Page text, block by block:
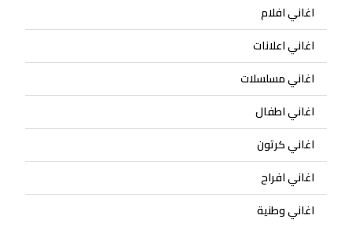
اغاني افلام
اغاني اعلانات
اغاني مسلسلات
اغاني اطفال
اغاني كرتون
اغاني افراح
اغاني وطنية